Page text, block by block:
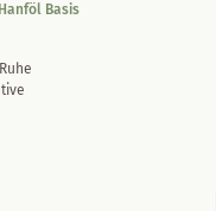
Basis